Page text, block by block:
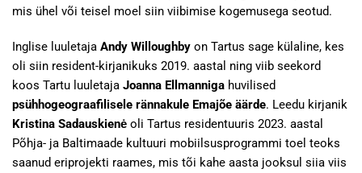
mis ühel või teisel moel siin viibimise kogemusega seotud.
Inglise luuletaja Andy Willoughby on Tartus sage külaline, kes
oli siin resident-kirjanikuks 2019. aastal ning viib seekord
koos Tartu luuletaja Joanna Ellmanniga huvilised
psühhogeograafilisele rännakule Emajõe äärde. Leedu kirjanik
Kristina Sadauskienė oli Tartus residentuuris 2023. aastal
Põhja- ja Baltimaade kultuuri mobiilsusprogrammi toel teoks
saanud eriprojekti raames, mis tõi kahe aasta jooksul siia viis